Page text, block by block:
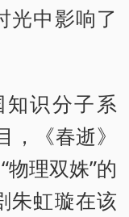
光中影响了
识分子系
，《春逝》
理双姝”的
朱虹璇在该